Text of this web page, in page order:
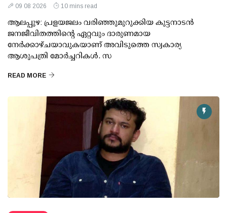
09 08 2026 10 mins read
ആലപ്പുഴ: പ്രളയജലം വരിഞ്ഞുമുറുക്കിയ കുട്ടനാടന്‍
ജനജീവിതത്തിന്റെ ഏറ്റവും ദാരുണമായ
നേര്‍ക്കാഴ്ചയാവുകയാണ് അവിടുത്തെ സ്വകാര്യ
ആശുപത്രി മോര്‍ച്ചറികള്‍. സ
READ MORE